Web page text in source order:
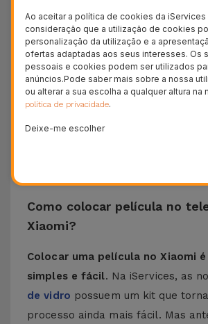
Xiaomiassegura proteção, mas
melhor clareza de visualização
sensibilidade do toque.
Na iServices encontrapelículas
com vários modelos, como o
Independentemente do seu
ajuste é perfeito com a
sem volume
Como colocar película no
Xiaomi?
Colocar uma película no Xiaomi
simples e fácil. Na iServices, as
de vidro possuem um kit que
processo ainda mais fácil. Mas
Ao aceitar a política de cookies da
consideração que a utilização de cookies
personalização da utilização e a
ofertas adaptadas aos seus interesses. Os
pessoais e cookies podem ser utilizados
anúncios.Pode saber mais sobre a nossa
ou alterar a sua escolha a qualquer altura na
política de privacidade.
Deixe-me escolher